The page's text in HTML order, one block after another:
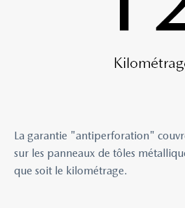
La garantie "antiperforation"
sur les panneaux de tôles
que soit le kilométrage.